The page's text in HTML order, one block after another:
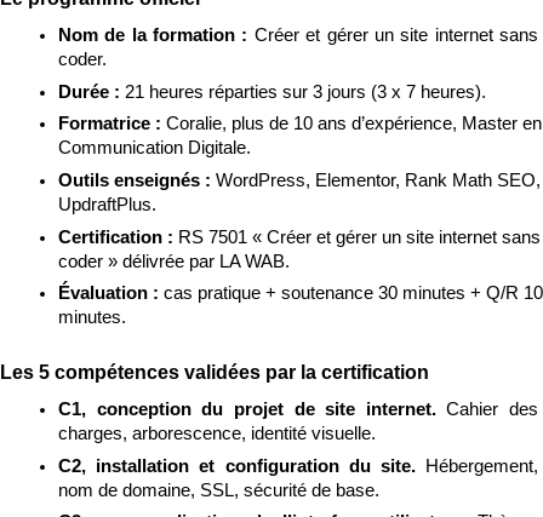
Nom de la formation : Créer et gérer un site internet sans
coder.
Durée : 21 heures réparties sur 3 jours (3 x 7 heures).
Formatrice : Coralie, plus de 10 ans d’expérience, Master en
Communication Digitale.
Outils enseignés : WordPress, Elementor, Rank Math SEO,
UpdraftPlus.
Certification : RS 7501 « Créer et gérer un site internet sans
coder » délivrée par LA WAB.
Évaluation : cas pratique + soutenance 30 minutes + Q/R 10
minutes.
Les 5 compétences validées par la certification
C1, conception du projet de site internet. Cahier des
charges, arborescence, identité visuelle.
C2, installation et configuration du site. Hébergement,
nom de domaine, SSL, sécurité de base.